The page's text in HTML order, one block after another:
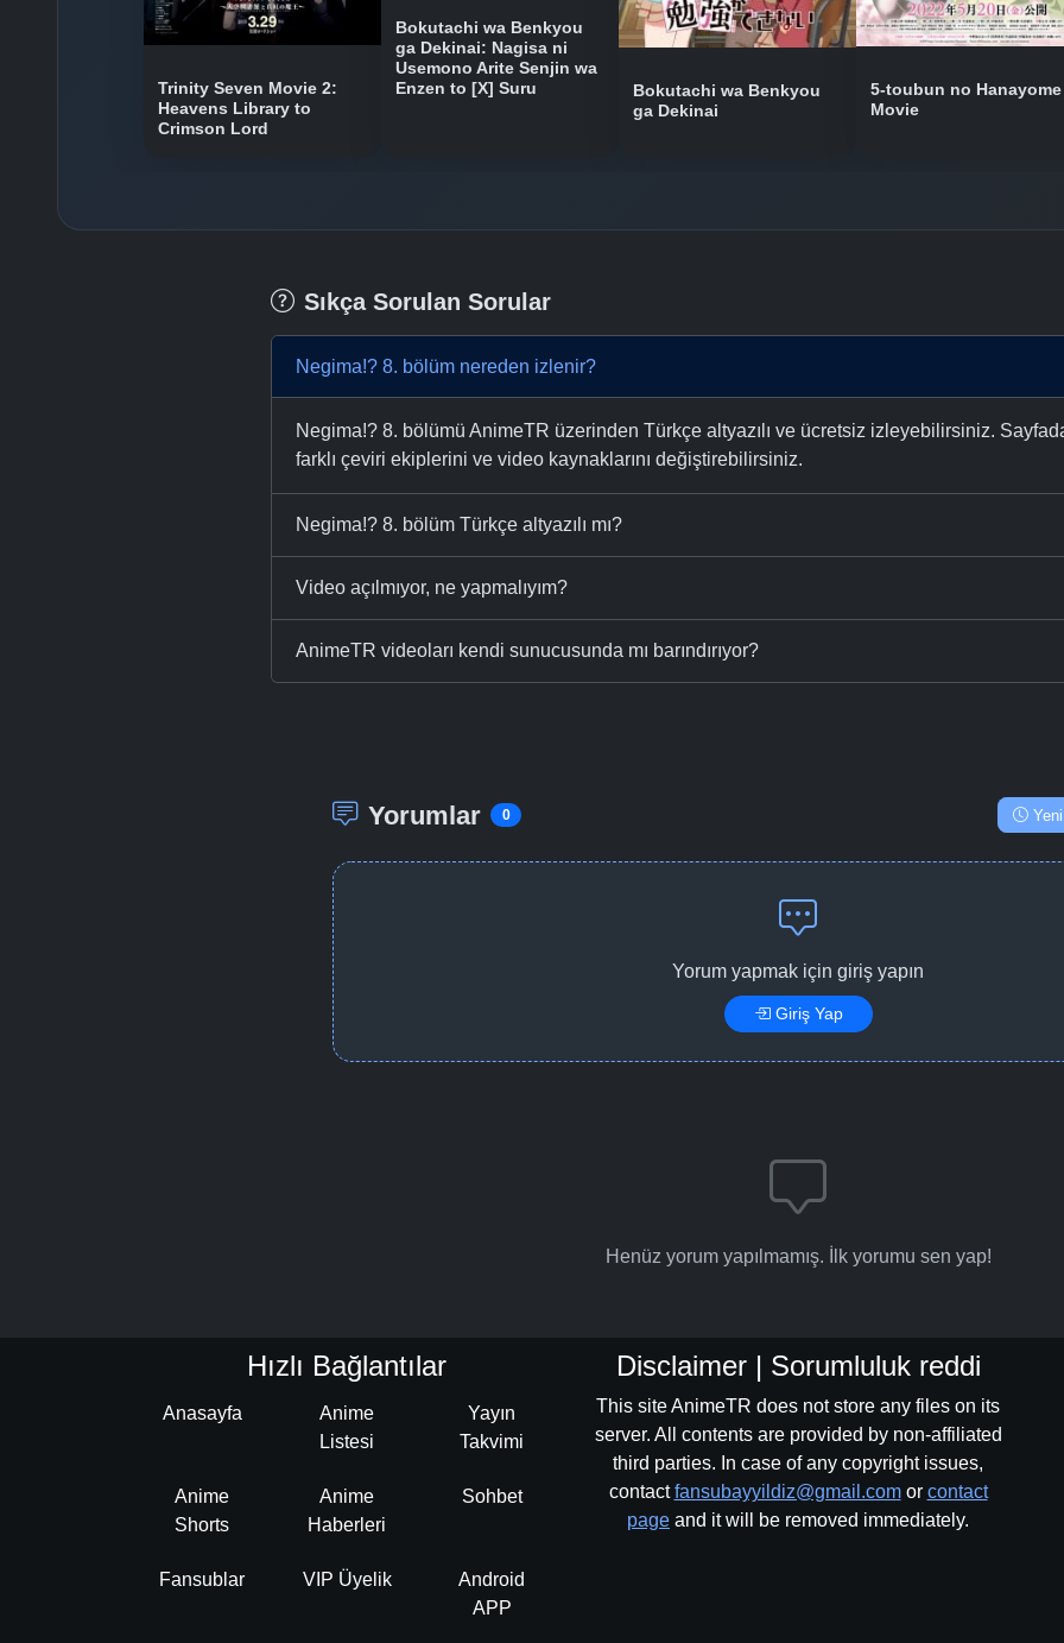
Trinity Seven Movie 2:
Heavens Library to
Crimson Lord
Bokutachi wa Benkyou
ga Dekinai: Nagisa ni
Usemono Arite Senjin wa
Enzen to [X] Suru
Bokutachi wa Benkyou
ga Dekinai
5-toubun no Hanayome
Movie
Sıkça Sorulan Sorular
Negima!? 8. bölüm nereden izlenir?
Negima!? 8. bölümü AnimeTR üzerinden Türkçe altyazılı ve ücretsiz izleyebilirsiniz.
farklı çeviri ekiplerini ve video kaynaklarını değiştirebilirsiniz.
Negima!? 8. bölüm Türkçe altyazılı mı?
Video açılmıyor, ne yapmalıyım?
AnimeTR videoları kendi sunucusunda mı barındırıyor?
Yorumlar 0 Yeni
Yorum yapmak için giriş yapın
Giriş Yap
Henüz yorum yapılmamış. İlk yorumu sen yap!
Hızlı Bağlantılar
Anasayfa
Anime
Listesi
Yayın
Takvimi
Anime
Shorts
Anime
Haberleri
Sohbet
Fansublar VIP Üyelik
Android
APP
Disclaimer | Sorumluluk reddi
This site AnimeTR does not store any files on its
server. All contents are provided by non-affiliated
third parties. In case of any copyright issues,
contactfansubayyildiz@gmail.comor contact
page and it will be removed immediately.